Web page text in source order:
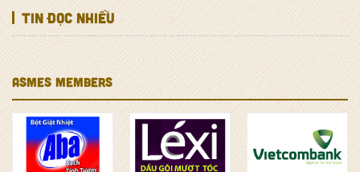
Tin đọc nhiều
ASMES MEMBERS